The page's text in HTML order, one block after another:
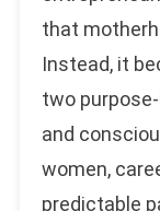
that
Instead, it
two
and
women,
predictable